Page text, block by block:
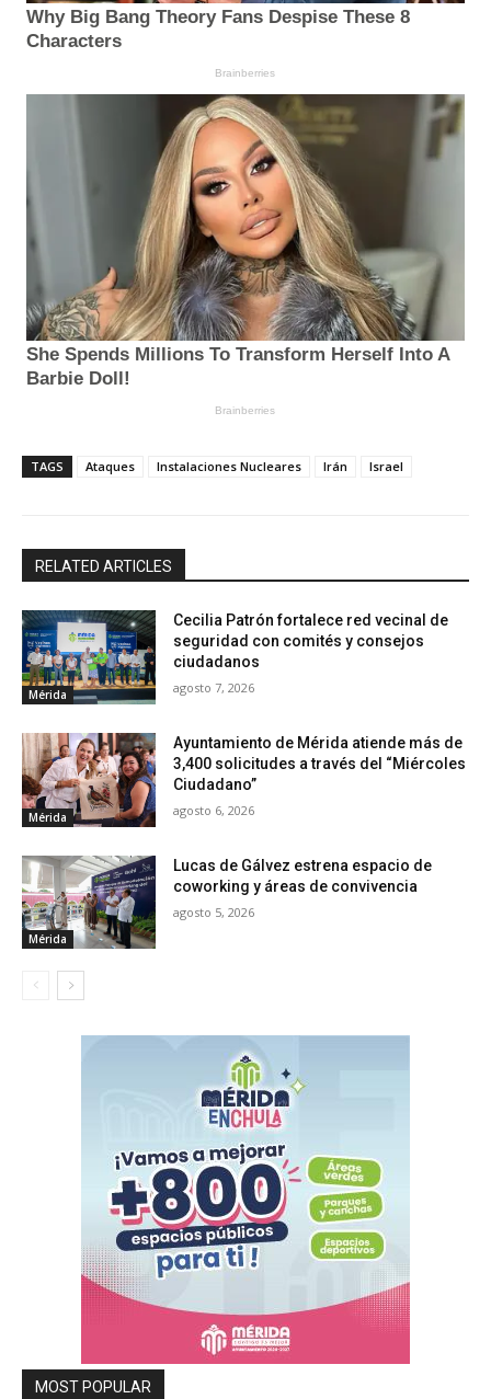
TAGS Ataques Instalaciones Nucleares Irán Israel
RELATED ARTICLES
Mérida
Cecilia Patrón fortalece red vecinal de
seguridad con comités y consejos
ciudadanos
agosto 7, 2026
Mérida
Ayuntamiento de Mérida atiende más de
3,400 solicitudes a través del “Miércoles
Ciudadano”
agosto 6, 2026
Mérida
Lucas de Gálvez estrena espacio de
coworking y áreas de convivencia
agosto 5, 2026
MOST POPULAR